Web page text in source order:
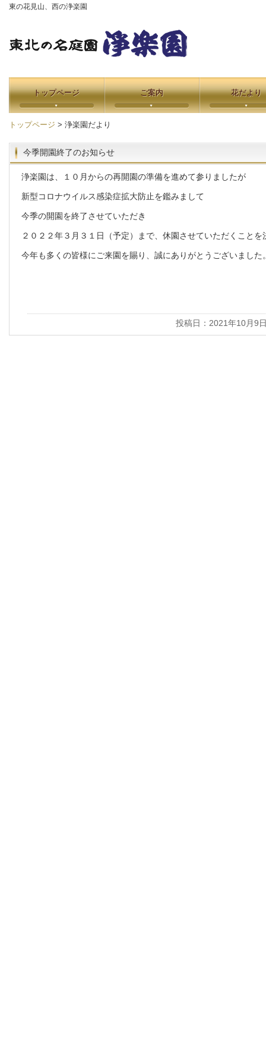
東の花見山、西の浄楽園
トップページ ご案内 花だより
トップページ > 浄楽園だより
今季開園終了のお知らせ
浄楽園は、１０月からの再開園の準備を進めて参りましたが
新型コロナウイルス感染症拡大防止を鑑みまして
今季の開園を終了させていただき
２０２２年３月３１日（予定）まで、休園させていただくこと
今年も多くの皆様にご来園を賜り、誠にありがとうございました
投稿日：2021年10月9